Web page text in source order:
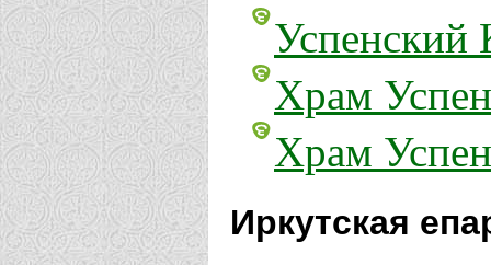
Успенский
Храм
Храм
Иркутская